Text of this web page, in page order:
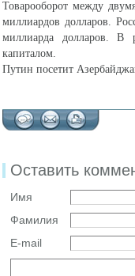
Товарооборот между
миллиардов долларов.
миллиарда долларов. В
капиталом.
Путин посетит
Оставить
Имя
Фамилия
E-mail